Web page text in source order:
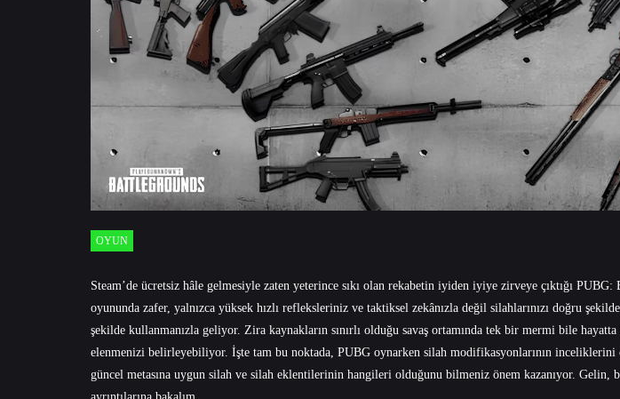
OYUN
Steam’de ücretsiz hâle gelmesiyle zaten yeterince sıkı olan rekabetin iyiden iyiye zirveye çıktığı
oyununda zafer, yalnızca yüksek hızlı refleksleriniz ve taktiksel zekânızla değil silahlarınızı doğru
şekilde kullanmanızla geliyor. Zira kaynakların sınırlı olduğu savaş ortamında tek bir mermi bile hayatta
elenmenizi belirleyebiliyor. İşte tam bu noktada, PUBG oynarken silah modifikasyonlarının inceliklerini
güncel metasına uygun silah ve silah eklentilerinin hangileri olduğunu bilmeniz önem kazanıyor. Gelin,